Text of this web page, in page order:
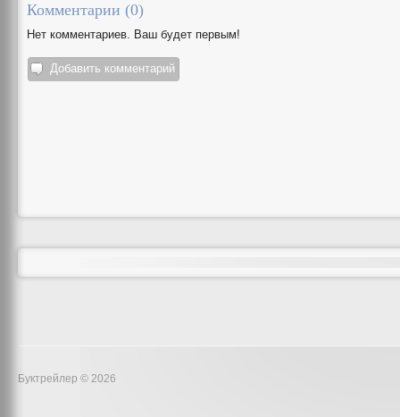
Комментарии (0)
Нет комментариев. Ваш будет первым!
Добавить комментарий
Буктрейлер © 2026